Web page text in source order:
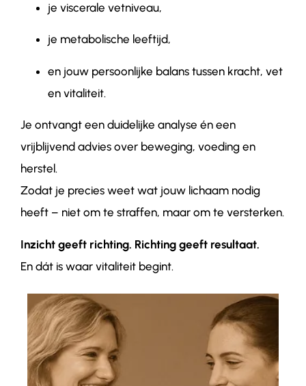
je viscerale vetniveau,
je metabolische leeftijd,
en jouw persoonlijke balans tussen kracht, vet
en vitaliteit.
Je ontvangt een duidelijke analyse én een
vrijblijvend advies over beweging, voeding en
herstel.
Zodat je precies weet wat jouw lichaam nodig
heeft – niet om te straffen, maar om te versterken.
Inzicht geeft richting. Richting geeft resultaat.
En dát is waar vitaliteit begint.